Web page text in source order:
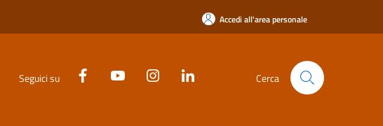
Accedi all'area personale
Seguici su Cerca